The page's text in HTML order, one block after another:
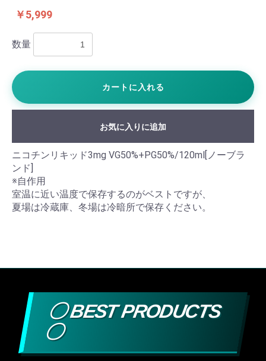
￥5,999
数量
カートに入れる
お気に入りに追加
ニコチンリキッド3mg VG50%+PG50%/120ml[ノーブラ
ンド]
※自作用
室温に近い温度で保存するのがベストですが、
夏場は冷蔵庫、冬場は冷暗所で保存ください。
〇 BEST PRODUCTS
〇